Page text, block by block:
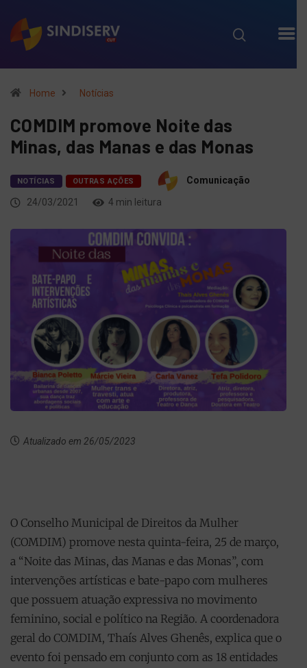
Home Notícias
COMDIM promove Noite das
Minas, das Manas e das Monas
NOTÍCIAS OUTRAS AÇÕES
Comunicação
24/03/2021
4 min leitura
Atualizado em 26/05/2023
O Conselho Municipal de Direitos da Mulher
(COMDIM) promove nesta quinta-feira, 25 de março,
a “Noite das Minas, das Manas e das Monas”, com
intervenções artísticas e bate-papo com mulheres
que possuem atuação expressiva no movimento
feminino, social e político na Região. A coordenadora
geral do COMDIM, Thaís Alves Ghenês, explica que o
evento foi pensado em conjunto com as 18 entidades